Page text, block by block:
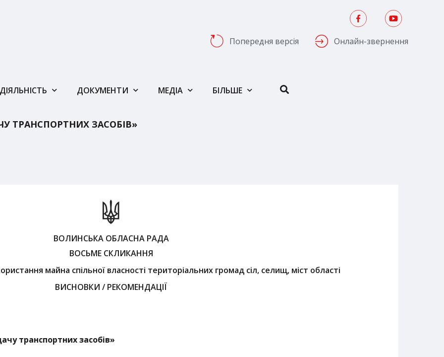
Попередня версія Онлайн-звернення
ДІЯЛЬНІСТЬ ДОКУМЕНТИ МЕДІА БІЛЬШЕ
ТРАНСПОРТНИХ ЗАСОБІВ»
ВОЛИНСЬКА ОБЛАСНА РАДА
ВОСЬМЕ СКЛИКАННЯ
майна спільної власності територіальних громад сіл, селищ, міст області
ВИСНОВКИ / РЕКОМЕНДАЦІЇ
транспортних засобів»